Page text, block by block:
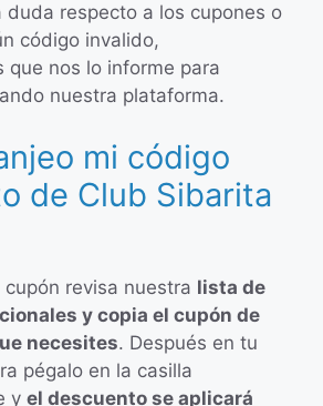
duda respecto a los cupones o
código invalido,
que nos lo informe para
nuestra plataforma.
mi código
de Club Sibarita
revisa nuestra lista de
y copia el cupón de
necesites. Después en tu
pégalo en la casilla
y el descuento se aplicará